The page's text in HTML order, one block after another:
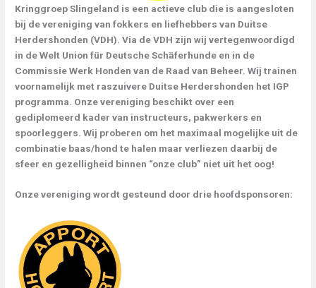
Kringgroep Slingeland is een actieve club die is aangesloten
bij de vereniging van fokkers en liefhebbers van Duitse
Herdershonden (VDH). Via de VDH zijn wij vertegenwoordigd
in de Welt Union für Deutsche Schäferhunde en in de
Commissie Werk Honden van de Raad van Beheer. Wij trainen
voornamelijk met raszuivere Duitse Herdershonden het IGP
programma. Onze vereniging beschikt over een
gediplomeerd kader van instructeurs, pakwerkers en
spoorleggers. Wij proberen om het maximaal mogelijke uit de
combinatie baas/hond te halen maar verliezen daarbij de
sfeer en gezelligheid binnen “onze club” niet uit het oog!
Onze vereniging wordt gesteund door drie hoofdsponsoren: